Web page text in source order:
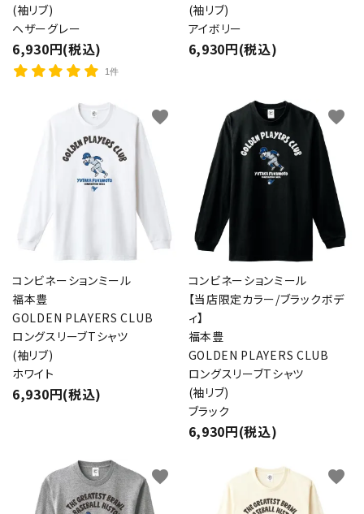
(袖リブ)
ヘザーグレー
6,930円(税込)
1件
(袖リブ)
アイボリー
6,930円(税込)
コンビネーションミール
福本豊
GOLDEN PLAYERS CLUB
ロングスリーブTシャツ
(袖リブ)
ホワイト
6,930円(税込)
favorite
コンビネーションミール
【当店限定カラー/ブラックボデ
ィ】
福本豊
GOLDEN PLAYERS CLUB
ロングスリーブTシャツ
(袖リブ)
ブラック
6,930円(税込)
favorite
favorite favorite